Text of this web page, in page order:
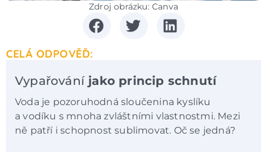
Zdroj obrázku: Canva
CELÁ ODPOVĚĎ:
Vypařování jako princip schnutí
Voda je pozoruhodná sloučenina kyslíku
a vodíku s mnoha zvláštními vlastnostmi. Mezi
ně patří i schopnost sublimovat. Oč se jedná?